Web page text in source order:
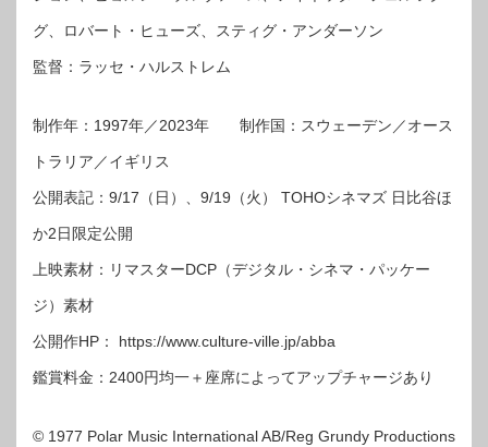
グ、ロバート・ヒューズ、スティグ・アンダーソン
監督：ラッセ・ハルストレム
制作年：1997年／2023年 制作国：スウェーデン／オース
トラリア／イギリス
公開表記：9/17（日）、9/19（火） TOHOシネマズ 日比谷ほ
か2日限定公開
上映素材：リマスターDCP（デジタル・シネマ・パッケー
ジ）素材
公開作HP： https://www.culture-ville.jp/abba
鑑賞料金：2400円均一＋座席によってアップチャージあり
© 1977 Polar Music International AB/Reg Grundy Productions